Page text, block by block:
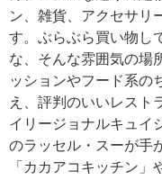
ン、雑貨、アクセサリ
す。ぶらぶら買い物し
な、そんな雰囲気の場
ッションやフード系の
え、評判のいいレスト
イリージョナルキュイ
のラッセル・スーが手
「カカアコキッチン